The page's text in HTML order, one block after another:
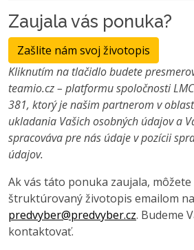
Zaujala vás ponuka?
Zašlite nám svoj životopis
Kliknutím na tlačidlo budete
teamio.cz – platformu spoločnosti
381, ktorý je našim partnerom v
ukladania Vašich osobných údajov a
spracováva pre nás údaje v pozícii
údajov.
Ak vás táto ponuka zaujala,
štruktúrovaný životopis emailom na
predvyber@predvyber.cz. Budeme
kontaktovať.